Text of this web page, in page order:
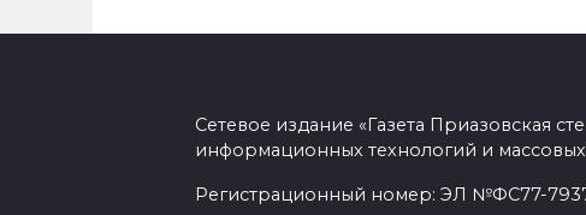
Сетевое издание «Газета Приазовская
информационных технологий и
Регистрационный номер: ЭЛ №ФС77-